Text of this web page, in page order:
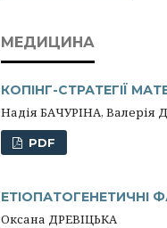
МЕДИЦИНА
КОПІНГ-СТРАТЕГІЇ
Надія БАЧУРІНА,
PDF
ЕТІОПАТОГЕНЕТИЧНІ
Оксана ДРЕВІЦЬКА